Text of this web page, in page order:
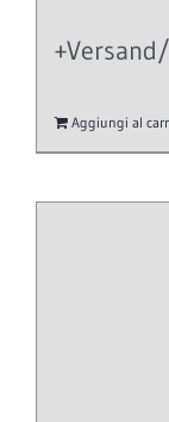
Aggiungi al